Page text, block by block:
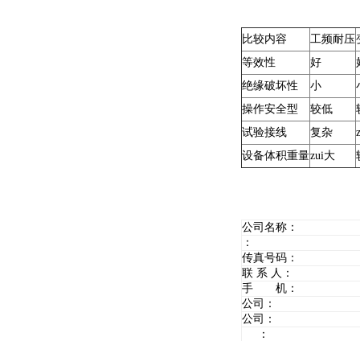
比较内容 工频耐压
等效性
好
绝缘破坏性
小
操作安全型
较低
试验接线
复杂
设备体积重量zui大
公司名称：
：
传真号码：
联 系 人：
手 机：
公司：
公司：
：